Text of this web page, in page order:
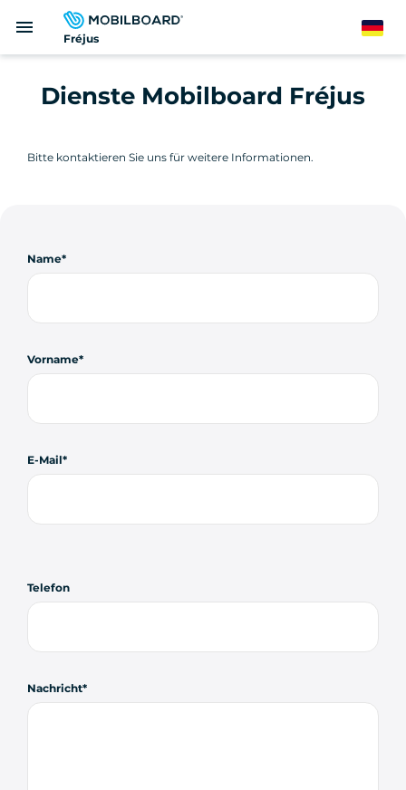
zum
Fréjus
menu German
Dienste Mobilboard Fréjus
Bitte kontaktieren Sie uns für weitere Informationen.
Name
Vorname
E-Mail
Telefon
Nachricht